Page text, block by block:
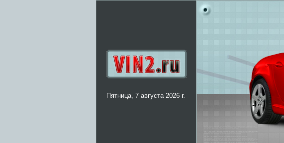
Пятница, 7 августа 2026 г.